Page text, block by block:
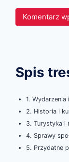
Spis
1. Wydarzenia
2. Historia i
3. Turystyka i
4. Sprawy
5. Przydatne